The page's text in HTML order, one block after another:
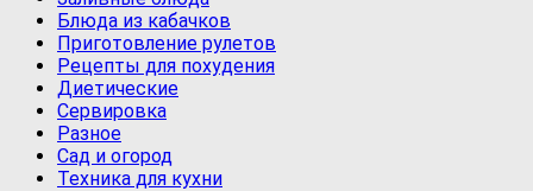
Блюда из кабачков
Приготовление рулетов
Рецепты для похудения
Диетические
Сервировка
Разное
Сад и огород
Техника для кухни